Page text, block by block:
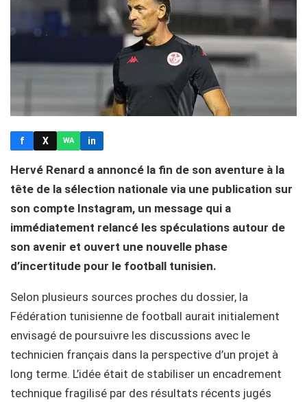
f X WA in
Hervé Renard a annoncé la fin de son aventure à la
tête de la sélection nationale via une publication sur
son compte Instagram, un message qui a
immédiatement relancé les spéculations autour de
son avenir et ouvert une nouvelle phase
d’incertitude pour le football tunisien.
Selon plusieurs sources proches du dossier, la
Fédération tunisienne de football aurait initialement
envisagé de poursuivre les discussions avec le
technicien français dans la perspective d’un projet à
long terme. L’idée était de stabiliser un encadrement
technique fragilisé par des résultats récents jugés